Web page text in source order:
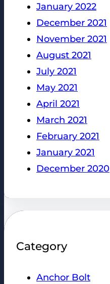
January 2022
December 2021
November 2021
August 2021
July 2021
May 2021
April 2021
March 2021
February 2021
January 2021
December 2020
Category
Anchor Bolt